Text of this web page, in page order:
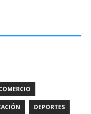
DEPORTES